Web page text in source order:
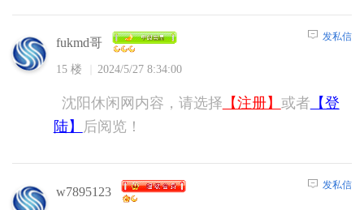
fukmd哥
15 楼 2024/5/27 8:34:00
发私信
沈阳休闲网内容，请选择 【注册】 或者 【登
陆】
后阅览！
w7895123 发私信